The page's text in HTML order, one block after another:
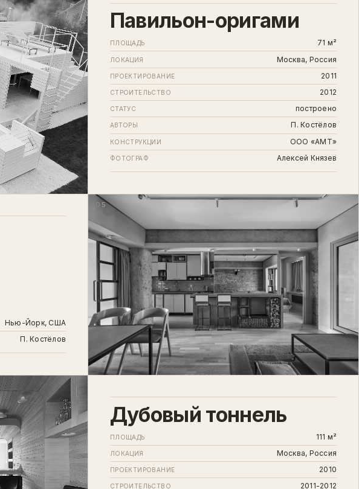
Павильон-оригами
ПЛОЩАДЬ 71 м²
ЛОКАЦИЯ Москва, Россия
ПРОЕКТИРОВАНИЕ 2011
СТРОИТЕЛЬСТВО 2012
СТАТУС построено
АВТОРЫ П. Костёлов
КОНСТРУКЦИИ ООО «АМТ»
ФОТОГРАФ Алексей Князев
Нью-Йорк, США
П. Костёлов
05
Дубовый тоннель
ПЛОЩАДЬ 111 м²
ЛОКАЦИЯ Москва, Россия
ПРОЕКТИРОВАНИЕ 2010
СТРОИТЕЛЬСТВО 2011-2012